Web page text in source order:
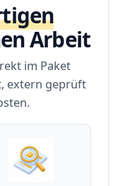
Arbeit
im Paket
extern geprüft